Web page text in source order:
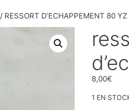
/ RESSORT D’ECHAPPEMENT 80 YZ
8,00€
1 EN